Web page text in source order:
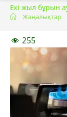
Екі жыл бұрын
Жаңалықтар
255